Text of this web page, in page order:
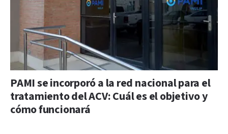
PAMI se incorporó a la red nacional para el
tratamiento del ACV: Cuál es el objetivo y
cómo funcionará